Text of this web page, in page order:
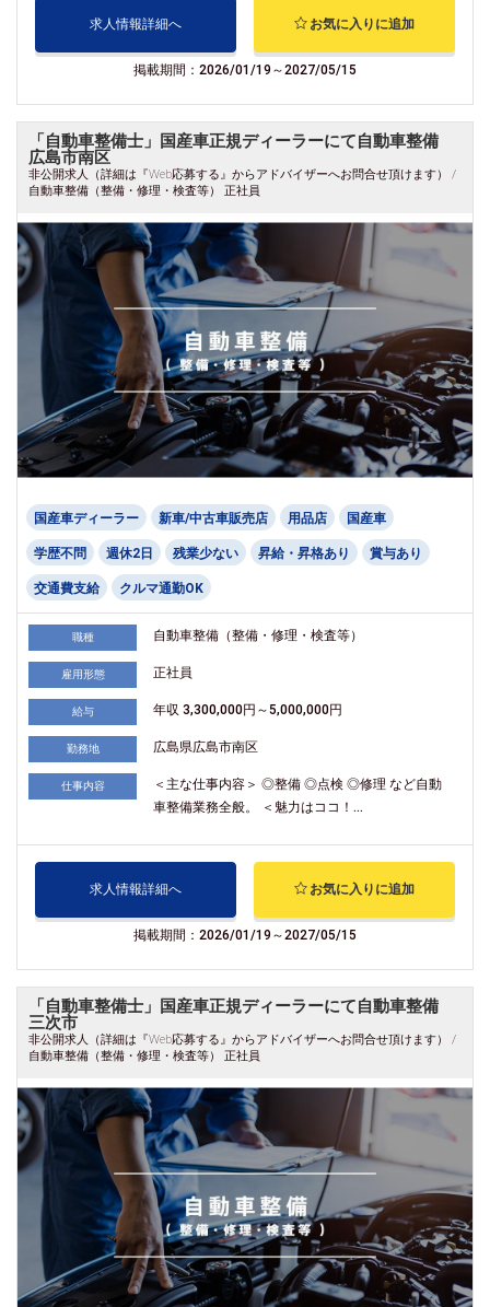
求人情報詳細へ お気に入りに追加
掲載期間：2026/01/19～2027/05/15
「自動車整備士」国産車正規ディーラーにて自動車整備
広島市南区
非公開求人（詳細は『Web応募する』からアドバイザーへお問合せ頂けます） /
自動車整備（整備・修理・検査等） 正社員
国産車ディーラー 新車/中古車販売店 用品店 国産車
学歴不問 週休2日 残業少ない 昇給・昇格あり 賞与あり
交通費支給 クルマ通勤OK
職種 自動車整備（整備・修理・検査等）
雇用形態 正社員
給与 年収 3,300,000円～5,000,000円
勤務地 広島県広島市南区
仕事内容
＜主な仕事内容＞ ◎整備 ◎点検 ◎修理 など自動
車整備業務全般。 ＜魅力はココ！...
求人情報詳細へ お気に入りに追加
掲載期間：2026/01/19～2027/05/15
「自動車整備士」国産車正規ディーラーにて自動車整備
三次市
非公開求人（詳細は『Web応募する』からアドバイザーへお問合せ頂けます） /
自動車整備（整備・修理・検査等） 正社員